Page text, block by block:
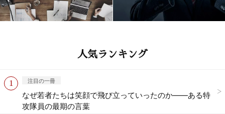
人気ランキング
注目の一冊
なぜ若者たちは笑顔で飛び立っていったのか——ある特
攻隊員の最期の言葉